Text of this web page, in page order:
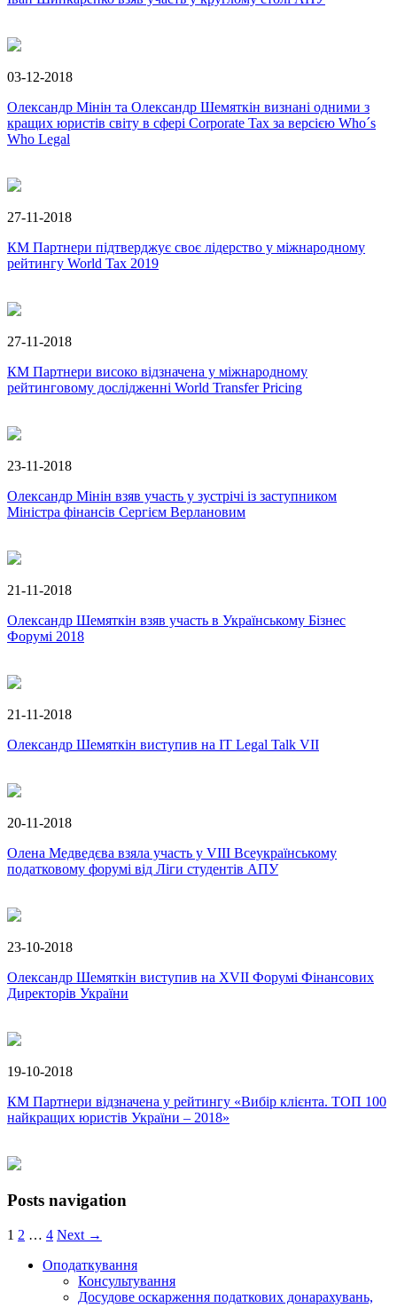
03-12-2018
Олександр Мінін та Олександр Шемяткін визнані одними з
кращих юристів світу в сфері Corporate Tax за версією Who´s
Who Legal
27-11-2018
КМ Партнери підтверджує своє лідерство у міжнародному
рейтингу World Tax 2019
27-11-2018
КМ Партнери високо відзначена у міжнародному
рейтинговому дослідженні World Transfer Pricing
23-11-2018
Олександр Мінін взяв участь у зустрічі із заступником
Міністра фінансів Сергієм Верлановим
21-11-2018
Олександр Шемяткін взяв участь в Українському Бізнес
Форумі 2018
21-11-2018
Олександр Шемяткін виступив на IT Legal Talk VII
20-11-2018
Олена Медведєва взяла участь у VIIІ Всеукраїнському
податковому форумі від Ліги студентів АПУ
23-10-2018
Олександр Шемяткін виступив на XVII Форумі Фінансових
Директорів України
19-10-2018
КМ Партнери відзначена у рейтингу «Вибір клієнта. ТОП 100
найкращих юристів України – 2018»
Posts navigation
1 2 … 4 Next →
Оподаткування
Консультування
Досудове оскарження податкових донарахувань,